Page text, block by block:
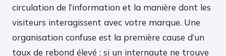
circulation de l’information et la manière dont les
visiteurs interagissent avec votre marque. Une
organisation confuse est la première cause d’un
taux de rebond élevé : si un internaute ne trouve